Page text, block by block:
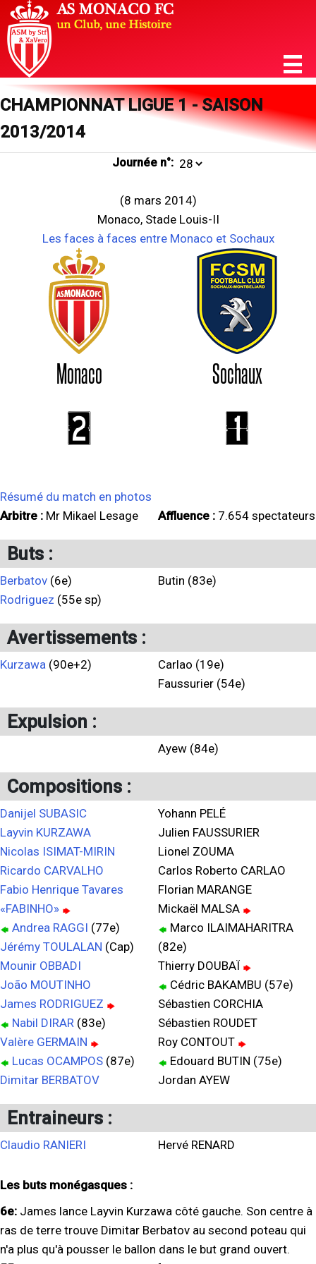
CHAMPIONNAT LIGUE 1 - SAISON
2013/2014
Journée n°:
(8 mars 2014)
Monaco, Stade Louis-II
Les faces à faces entre Monaco et Sochaux
Monaco Sochaux
2 1
Résumé du match en photos
Arbitre : Mr Mikael Lesage Affluence : 7.654 spectateurs
Buts :
Berbatov (6e)
Rodriguez (55e sp)
Butin (83e)
Avertissements :
Kurzawa (90e+2)
Carlao (19e)
Faussurier (54e)
Expulsion :
Ayew (84e)
Compositions :
Danijel SUBASIC
Layvin KURZAWA
Nicolas ISIMAT-MIRIN
Ricardo CARVALHO
Fabio Henrique Tavares
«FABINHO»
Andrea RAGGI (77e)
Jérémy TOULALAN (Cap)
Mounir OBBADI
João MOUTINHO
James RODRIGUEZ
Nabil DIRAR (83e)
Valère GERMAIN
Lucas OCAMPOS (87e)
Dimitar BERBATOV
Yohann PELÉ
Julien FAUSSURIER
Lionel ZOUMA
Carlos Roberto CARLAO
Florian MARANGE
Mickaël MALSA
Marco ILAIMAHARITRA
(82e)
Thierry DOUBAÏ
Cédric BAKAMBU (57e)
Sébastien CORCHIA
Sébastien ROUDET
Roy CONTOUT
Edouard BUTIN (75e)
Jordan AYEW
Entraineurs :
Claudio RANIERI Hervé RENARD
Les buts monégasques :
6e: James lance Layvin Kurzawa côté gauche. Son centre à
ras de terre trouve Dimitar Berbatov au second poteau qui
n'a plus qu'à pousser le ballon dans le but grand ouvert.